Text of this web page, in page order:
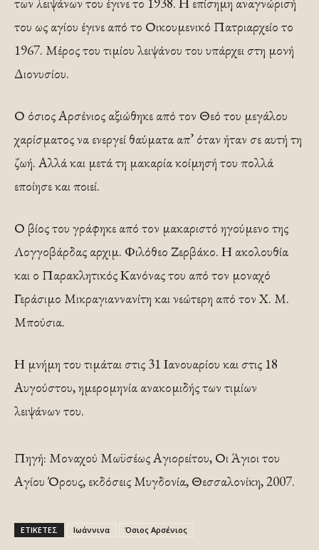
του ως αγίου έγινε από το Οικουμενικό Πατριαρχείο το
1967. Μέρος του τιμίου λειψάνου του υπάρχει στη μονή
Διονυσίου.
Ο όσιος Αρσένιος αξιώθηκε από τον Θεό του μεγάλου
χαρίσματος να ενεργεί θαύματα απ’ όταν ήταν σε αυτή τη
ζωή. Αλλά και μετά τη μακαρία κοίμησή του πολλά
εποίησε και ποιεί.
Ο βίος του γράφηκε από τον μακαριστό ηγούμενο της
Λογγοβάρδας αρχιμ. Φιλόθεο Ζερβάκο. Η ακολουθία
και ο Παρακλητικός Κανόνας του από τον μοναχό
Γεράσιμο Μικραγιαννανίτη και νεώτερη από τον Χ. Μ.
Μπούσια.
Η μνήμη του τιμάται στις 31 Ιανουαρίου και στις 18
Αυγούστου, ημερομηνία ανακομιδής των τιμίων
λειψάνων του.
Πηγή: Μοναχού Μωϋσέως Αγιορείτου, Οι Άγιοι του
Αγίου Όρους, εκδόσεις Μυγδονία, Θεσσαλονίκη, 2007.
ΕΤΙΚΕΤΕΣ Ιωάννινα Όσιος Αρσένιος